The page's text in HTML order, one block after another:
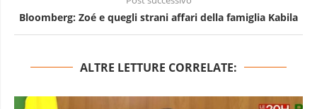
Bloomberg: Zoé e quegli strani affari della famiglia Kabila
ALTRE LETTURE CORRELATE: